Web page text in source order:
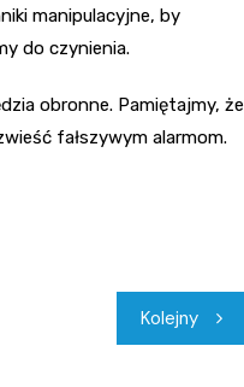
manipulacyjne, by
do czynienia.
obronne. Pamiętajmy, że
fałszywym alarmom.
Kolejny